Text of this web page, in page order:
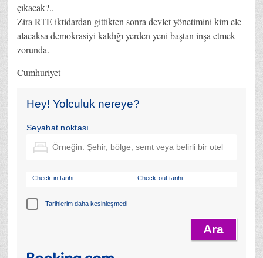
çıkacak?..
Zira RTE iktidardan gittikten sonra devlet yönetimini kim ele
alacaksa demokrasiyi kaldığı yerden yeni baştan inşa etmek
zorunda.
Cumhuriyet
Hey! Yolculuk nereye?
Seyahat noktası
Check-in tarihi Check-out tarihi
Tarihlerim daha kesinleşmedi